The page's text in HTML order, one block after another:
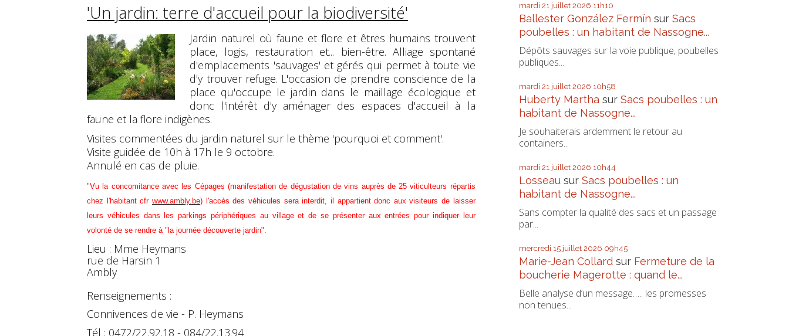
'Un jardin: terre d'accueil pour la biodiversité'
Jardin naturel où faune et flore et êtres humains trouvent
place, logis, restauration et... bien-être. Alliage spontané
d'emplacements 'sauvages' et gérés qui permet à toute vie
d'y trouver refuge. L'occasion de prendre conscience de la
place qu'occupe le jardin dans le maillage écologique et
donc l'intérêt d'y aménager des espaces d'accueil à la
faune et la flore indigènes.
Visites commentées du jardin naturel sur le thème 'pourquoi et comment'.
Visite guidée de 10h à 17h le 9 octobre.
Annulé en cas de pluie.
"Vu la concomitance avec les Cépages (manifestation de dégustation de vins auprès de 25 viticulteurs répartis
chez l'habitant cfr www.ambly.be) l'accès des véhicules sera interdit, il appartient donc aux visiteurs de laisser
leurs véhicules dans les parkings périphériques au village et de se présenter aux entrées pour indiquer leur
volonté de se rendre à "la journée découverte jardin".
Lieu : Mme Heymans
rue de Harsin 1
Ambly
Renseignements :
Connivences de vie - P. Heymans
Tél : 0472/22.92.18 - 084/22.13.94
mardi 21 juillet 2026 11h10
Ballester González Fermín surSacs
poubelles : un habitant de Nassogne...
Dépôts sauvages sur la voie publique, poubelles
publiques...
mardi 21 juillet 2026 10h58
Huberty Martha surSacs poubelles : un
habitant de Nassogne...
Je souhaiterais ardemment le retour au
containers...
mardi 21 juillet 2026 10h44
Losseau surSacs poubelles : un
habitant de Nassogne...
Sans compter la qualité des sacs et un passage
par...
mercredi 15 juillet 2026 09h45
Marie-Jean Collard sur Fermeture de la
boucherie Magerotte : quand le...
Belle analyse d’un message….. les promesses
non tenues...